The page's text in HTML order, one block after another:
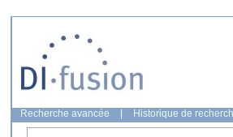
Recherche avancée Historique de